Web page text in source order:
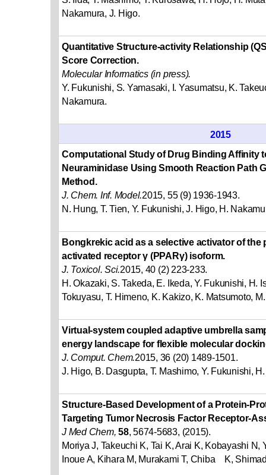
Nakamura, J. Higo.
Quantitative Structure‐activity Relationship
Score Correction.
Molecular Informatics (in press).
Y. Fukunishi, S. Yamasaki, I. Yasumatsu, K.
Nakamura.
2015
Computational Study of Drug Binding Affinity
Neuraminidase Using Smooth Reaction Path
Method.
J. Chem. Inf. Model.2015, 55 (9) 1936-1943.
N. Hung, T. Tien, Y. Fukunishi, J. Higo, H.
Bongkrekic acid as a selective activator of
activated receptor γ (PPARγ) isoform.
J. Toxicol. Sci.2015, 40 (2) 223-233.
H. Okazaki, S. Takeda, E. Ikeda, Y. Fukunishi, H.
Tokuyasu, T. Himeno, K. Kakizo, K. Matsumoto,
Virtual-system coupled adaptive umbrella
energy landscape for flexible molecular
J. Comput. Chem.2015, 36 (20) 1489-1501.
J. Higo, B. Dasgupta, T. Mashimo, Y. Fukunishi,
Structure-Based Development of a Protein-
Targeting Tumor Necrosis Factor Receptor-
J Med Chem,58, 5674-5683, (2015).
Moriya J, Takeuchi K, Tai K, Arai K, Kobayashi N,
Inoue A, Kihara M, Murakami T, Chiba K,